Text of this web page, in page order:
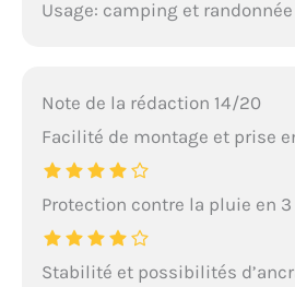
Usage: camping et randonnée
Note de la rédaction 14/20
Facilité de montage et prise
Protection contre la pluie en
Stabilité et possibilités